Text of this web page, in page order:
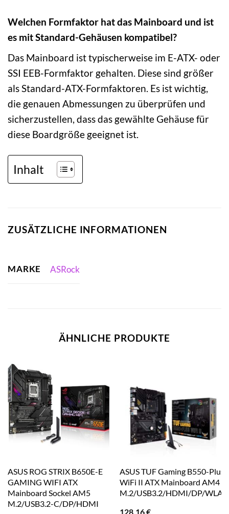
Welchen Formfaktor hat das Mainboard und ist
es mit Standard-Gehäusen kompatibel?
Das Mainboard ist typischerweise im E-ATX- oder
SSI EEB-Formfaktor gehalten. Diese sind größer
als Standard-ATX-Formfaktoren. Es ist wichtig,
die genauen Abmessungen zu überprüfen und
sicherzustellen, dass das gewählte Gehäuse für
diese Boardgröße geeignet ist.
Inhalt
ZUSÄTZLICHE INFORMATIONEN
MARKE ASRock
ÄHNLICHE PRODUKTE
ASUS ROG STRIX B650E-E
GAMING WIFI ATX
Mainboard Sockel AM5
M.2/USB3.2-C/DP/HDMI
ASUS TUF Gaming B550-Plus
WiFi II ATX Mainboard AM4
M.2/USB3.2/HDMI/DP/
128,16€